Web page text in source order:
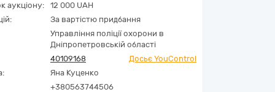
аукціону:
12 000 UAH
За вартістю придбання
Управління поліції охорони в
Дніпропетровській області
40109168
Досьє YouControl
Яна Куценко
+380563744506